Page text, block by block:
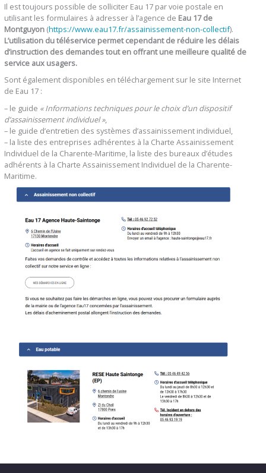
Il est toujours possible de solliciter Eau 17 par voie postale en
utilisant les formulaires à adresser à l’agence de Eau 17 de
Montguyon (https://www.eau17.fr/assainissement-non-collectif).
L’utilisation du téléservice permet cependant de réduire les délais
d’instruction des demandes tout en offrant une meilleure qualité de
service aux usagers.
Sont également disponibles en téléchargement sur le site Internet
de Eau 17 :
– le guide « Informations techniques pour le choix d’un dispositif
d’assainissement individuel »,
– le guide d’entretien des systèmes d’assainissement individuel,
– la liste des entreprises adhérentes à la Charte Assainissement
Individuel de la Charente-Maritime, la liste des bureaux d’études
adhérents à la Charte Assainissement Individuel de la Charente-
Maritime.